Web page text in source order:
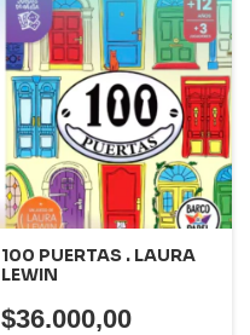
100 PUERTAS . LAURA
LEWIN
$36.000,00